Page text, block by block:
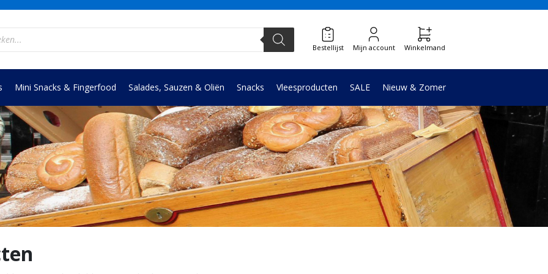
Bestellijst Mijn account Winkelmand
Mini Snacks & Fingerfood Salades, Sauzen & Oliën Snacks Vleesproducten SALE Nieuw & Zomer